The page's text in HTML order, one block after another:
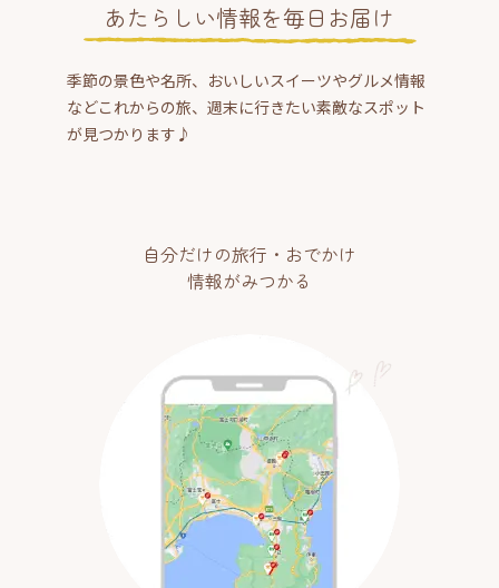
あたらしい情報を毎日お届け
季節の景色や名所、おいしいスイーツやグルメ情報
などこれからの旅、週末に行きたい素敵なスポット
が見つかります♪
自分だけの旅行・おでかけ
情報がみつかる